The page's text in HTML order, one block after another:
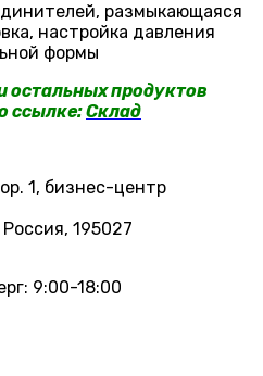
размыкающаяся
настройка давления
формы
остальных продуктов
ссылке:Склад
1, бизнес-центр
195027
9:00-18:00